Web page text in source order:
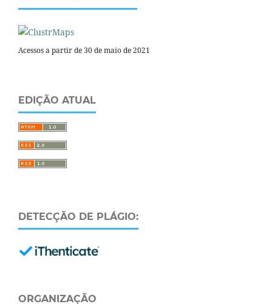
Acessos a partir de 30 de maio de 2021
EDIÇÃO ATUAL
DETECÇÃO DE PLÁGIO:
ORGANIZAÇÃO